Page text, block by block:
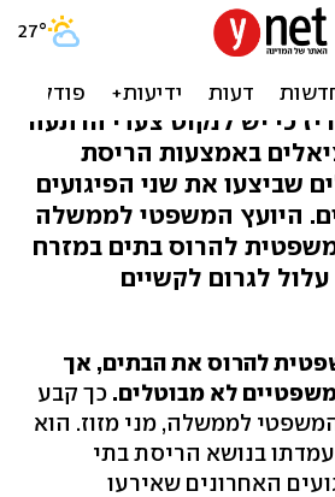
משפטית
כי יש לנקוט צעדי הרתעה
באמצעות הריסת
שביצעו את שני הפיגועים
היועץ המשפטי לממשלה
משפטית להרוס בתים במזרח
לגרום לקשיים
להרוס את הבתים, אך
לא מבוטלים. כך קבע
לממשלה, מני מזוז. הוא
בנושא הריסת בתי
האחרונים שאירעו